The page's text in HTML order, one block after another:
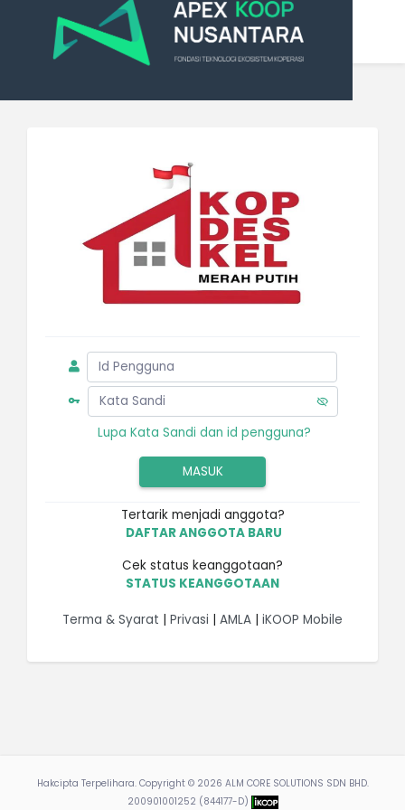
Lupa Kata Sandi dan id pengguna?
Tertarik menjadi anggota?
DAFTAR ANGGOTA BARU
Cek status keanggotaan?
STATUS KEANGGOTAAN
Terma & Syarat | Privasi | AMLA | iKOOP Mobile
Hakcipta Terpelihara. Copyright © 2026 ALM CORE SOLUTIONS SDN BHD.
200901001252 (844177-D)